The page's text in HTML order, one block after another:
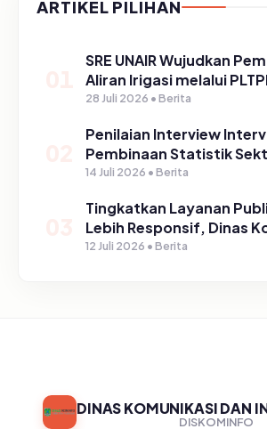
ARTIKEL PILIHAN
SRE UNAIR Wujudkan
Aliran Irigasi melalui
Program TIRTA PELITA di
28 Juli 2026 • Berita
Penilaian Interview
Pembinaan Statistik
Kabupaten Pasuruan
14 Juli 2026 • Berita
Tingkatkan Layanan
Lebih Responsif, Dinas
Gelar Sosialisasi SP4N
12 Juli 2026 • Berita
DINAS KOMUNIKASI DAN
DISKOMINFO